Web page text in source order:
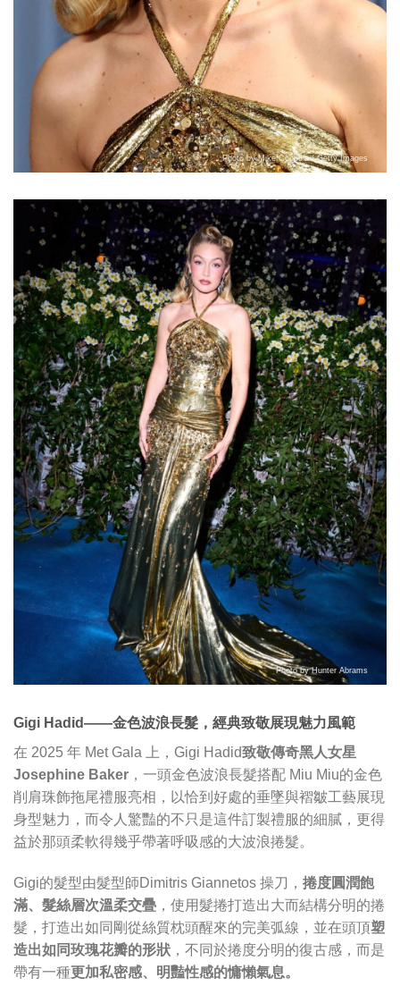
Photo by Mike Coppola / Getty Images
Photo by Hunter Abrams
Gigi Hadid——金色波浪長髮，經典致敬展現魅力風範
在 2025 年 Met Gala 上，Gigi Hadid致敬傳奇黑人女星
Josephine Baker ，一頭金色波浪長髮搭配 Miu Miu的金色
削肩珠飾拖尾禮服亮相，以恰到好處的垂墜與褶皺工藝展現
身型魅力，而令人驚豔的不只是這件訂製禮服的細膩，更得
益於那頭柔軟得幾乎帶著呼吸感的大波浪捲髮。
Gigi的髮型由髮型師Dimitris Giannetos 操刀， 捲度圓潤飽
滿、髮絲層次溫柔交疊 ，使用髮捲打造出大而結構分明的捲
髮，打造出如同剛從絲質枕頭醒來的完美弧線，並在頭頂塑
造出如同玫瑰花瓣的形狀 ，不同於捲度分明的復古感，而是
帶有一種更加私密感、明豔性感的慵懶氣息。